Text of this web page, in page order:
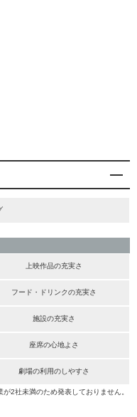
上映作品の充実さ
フード・ドリンクの充実さ
施設の充実さ
座席の心地よさ
劇場の利用のしやすさ
2社未満のため発表しておりません。